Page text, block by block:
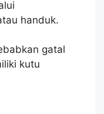
handuk.
gatal
kutu